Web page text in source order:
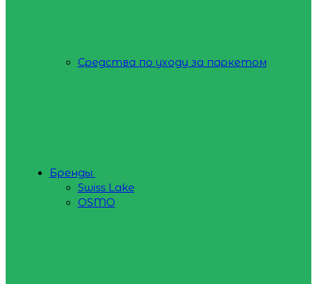
Средства по уходу за паркетом
Бренды
Swiss Lake
OSMO